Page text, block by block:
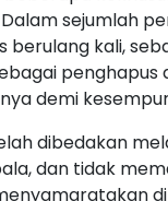
sejumlah
berulang kali,
demi
dibedakan
dan tidak